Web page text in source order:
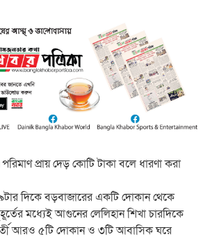
প্রায় দেড় কোটি টাকা বলে ধারণা করা
দিকে বড়বাজারের একটি দোকান থেকে
মধ্যেই আগুনের লেলিহান শিখা চারদিকে
আরও ৫টি দোকান ও ৩টি আবাসিক ঘরে